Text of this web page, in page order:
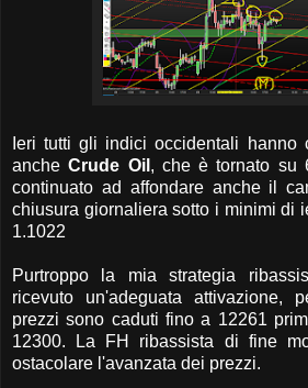
Ieri tutti gli indici occidentali hanno
ancheCrude Oil , che è tornato su
continuato ad affondare anche il
chiusura giornaliera sotto i minimi di
1.1022
Purtroppo la mia strategia
ricevuto un'adeguata attivazione,
prezzi sono caduti fino a 12261
12300. La FH ribassista di fine
ostacolare l'avanzata dei prezzi.